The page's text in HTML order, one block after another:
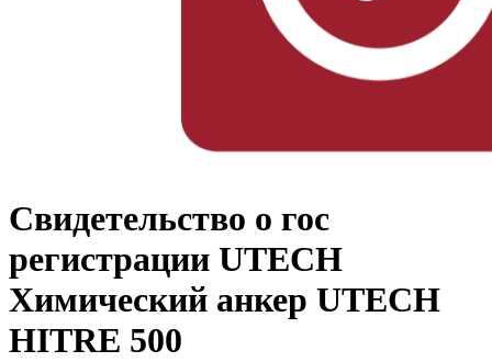
Свидетельство о гос
регистрации UTECH
Химический анкер UTECH
HITRE 500